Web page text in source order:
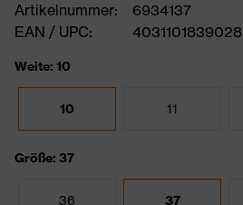
Artikelnummer:
6934137
EAN / UPC:
4031101839028
Weite: 10
10 11
Größe: 37
36 37